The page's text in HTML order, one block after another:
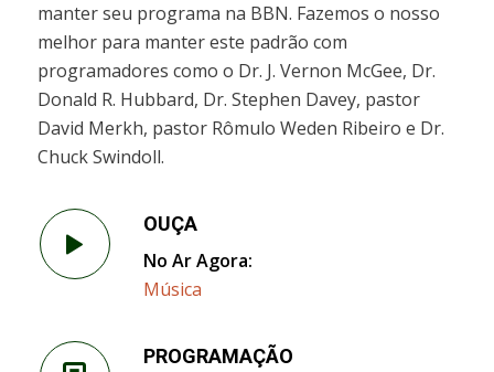
manter seu programa na BBN. Fazemos o nosso
melhor para manter este padrão com
programadores como o Dr. J. Vernon McGee, Dr.
Donald R. Hubbard, Dr. Stephen Davey, pastor
David Merkh, pastor Rômulo Weden Ribeiro e Dr.
Chuck Swindoll.
OUÇA
No Ar Agora:
Música
PROGRAMAÇÃO